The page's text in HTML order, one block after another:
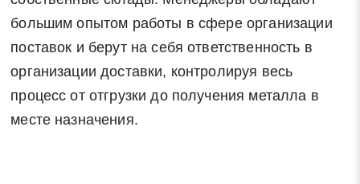
большим опытом работы в сфере организации
поставок и берут на себя ответственность в
организации доставки, контролируя весь
процесс от отгрузки до получения металла в
месте назначения.